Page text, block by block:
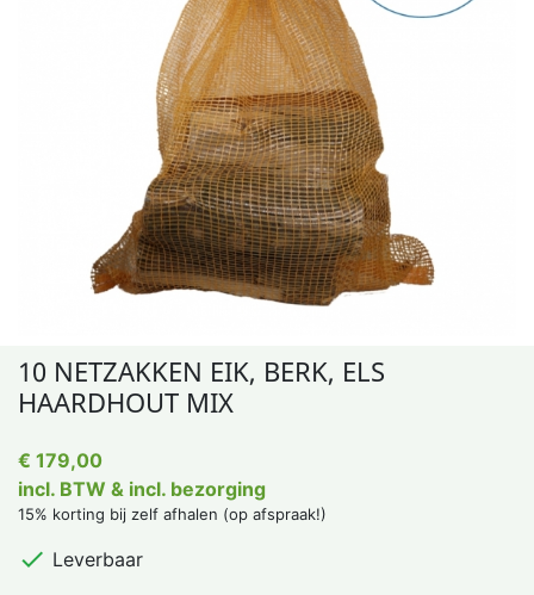
10 NETZAKKEN EIK, BERK, ELS
HAARDHOUT MIX
€ 179,00
incl. BTW & incl. bezorging
15% korting bij zelf afhalen (op afspraak!)
 Leverbaar